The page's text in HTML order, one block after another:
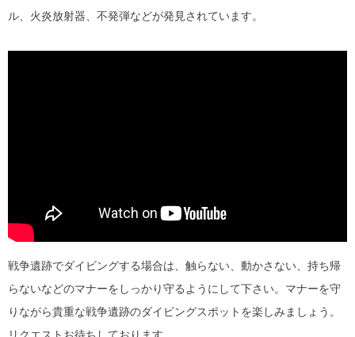
ル、火炎放射器、不発弾などが発見されています。
戦争遺跡でダイビングする場合は、触らない、動かさない、持ち帰
らないなどのマナーをしっかり守るようにして下さい。マナーを守
りながら貴重な戦争遺跡のダイビングスポットを楽しみましょう。
リクエストお待ちしております。